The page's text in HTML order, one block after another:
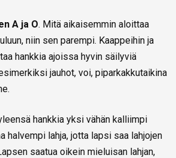
A ja O. Mitä aikaisemmin aloittaa
niin sen parempi. Kaappeihin ja
hankkia ajoissa hyvin säilyviä
jauhot, voi, piparkakkutaikina
hankkia yksi vähän kalliimpi
halvempi lahja, jotta lapsi saa lahjojen
saatua oikein mieluisan lahjan,